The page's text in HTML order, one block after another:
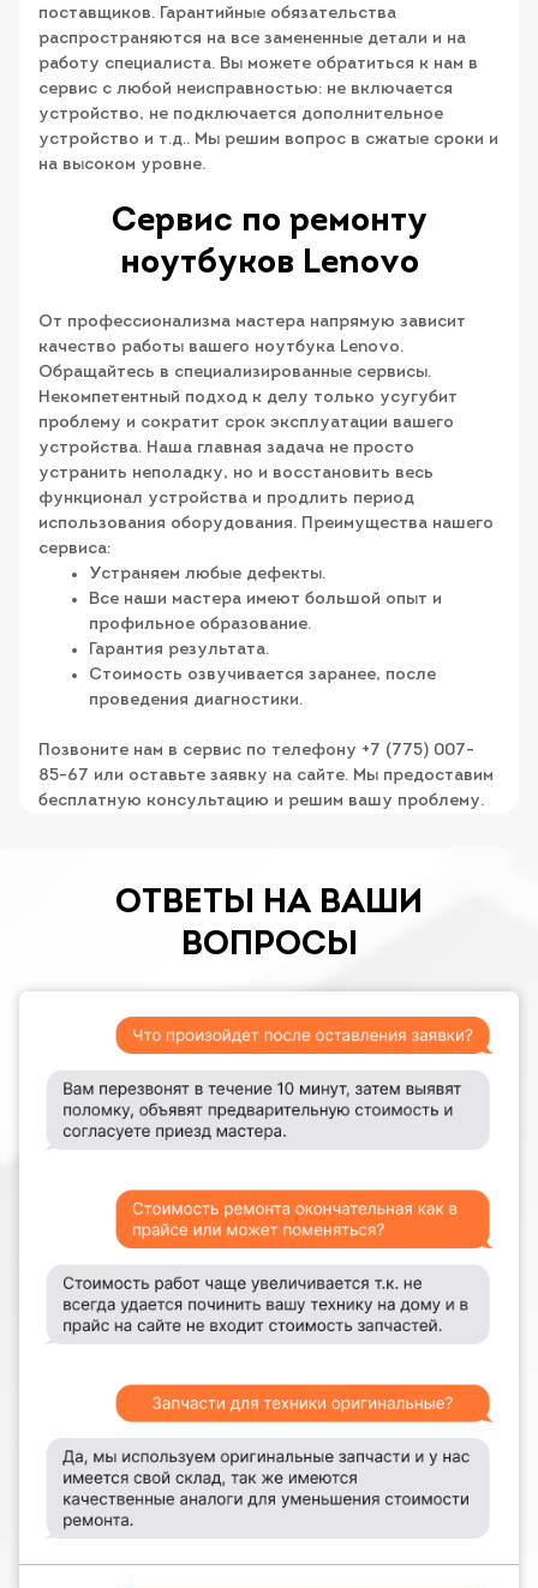
поставщиков. Гарантийные обязательства
распространяются на все замененные детали и на
работу специалиста. Вы можете обратиться к нам в
сервис с любой неисправностью: не включается
устройство, не подключается дополнительное
устройство и т.д.. Мы решим вопрос в сжатые сроки и
на высоком уровне.
Сервис по ремонту
ноутбуков Lenovo
От профессионализма мастера напрямую зависит
качество работы вашего ноутбука Lenovo.
Обращайтесь в специализированные сервисы.
Некомпетентный подход к делу только усугубит
проблему и сократит срок эксплуатации вашего
устройства. Наша главная задача не просто
устранить неполадку, но и восстановить весь
функционал устройства и продлить период
использования оборудования. Преимущества нашего
сервиса:
Устраняем любые дефекты.
Все наши мастера имеют большой опыт и
профильное образование.
Гарантия результата.
Стоимость озвучивается заранее, после
проведения диагностики.
Позвоните нам в сервис по телефону +7 (775) 007-
85-67 или оставьте заявку на сайте. Мы предоставим
бесплатную консультацию и решим вашу проблему.
ОТВЕТЫ НА ВАШИ
ВОПРОСЫ